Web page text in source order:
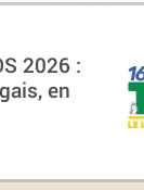
2026 :
en